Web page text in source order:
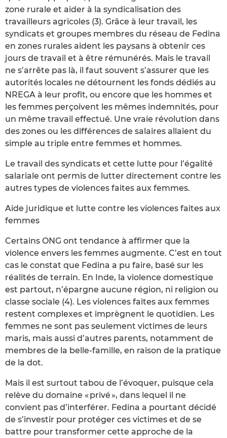
zone rurale et aider à la syndicalisation des
travailleurs agricoles (3). Grâce à leur travail, les
syndicats et groupes membres du réseau de Fedina
en zones rurales aident les paysans à obtenir ces
jours de travail et à être rémunérés. Mais le travail
ne s’arrête pas là, il faut souvent s’assurer que les
autorités locales ne détournent les fonds dédiés au
NREGA à leur profit, ou encore que les hommes et
les femmes perçoivent les mêmes indemnités, pour
un même travail effectué. Une vraie révolution dans
des zones ou les différences de salaires allaient du
simple au triple entre femmes et hommes.
Le travail des syndicats et cette lutte pour l’égalité
salariale ont permis de lutter directement contre les
autres types de violences faites aux femmes.
Aide juridique et lutte contre les violences faites aux
femmes
Certains ONG ont tendance à affirmer que la
violence envers les femmes augmente. C’est en tout
cas le constat que Fedina a pu faire, basé sur les
réalités de terrain. En Inde, la violence domestique
est partout, n’épargne aucune région, ni religion ou
classe sociale (4). Les violences faites aux femmes
restent complexes et imprègnent le quotidien. Les
femmes ne sont pas seulement victimes de leurs
maris, mais aussi d’autres parents, notamment de
membres de la belle-famille, en raison de la pratique
de la dot.
Mais il est surtout tabou de l’évoquer, puisque cela
relève du domaine « privé », dans lequel il ne
convient pas d’interférer. Fedina a pourtant décidé
de s’investir pour protéger ces victimes et de se
battre pour transformer cette approche de la